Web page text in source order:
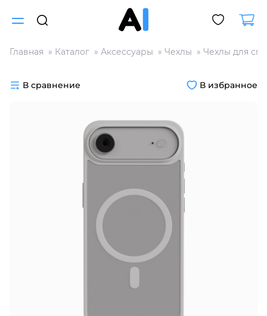
Главная Каталог Аксессуары Чехлы Чехлы для
В сравнение В избранное
Разбейте
на части
без переплат
График платежей
Добавляйте товары